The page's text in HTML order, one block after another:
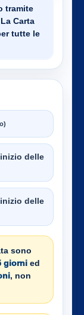
tramite
Carta
tutte le
delle
delle
sono
giorni ed
, non